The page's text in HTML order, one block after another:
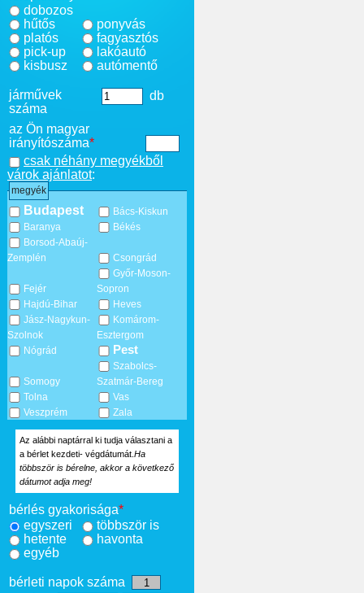
dobozos
hűtős
platós
pick-up
kisbusz
ponyvás
fagyasztós
lakóautó
autómentő
járművek
száma
db
az Ön magyar
irányítószáma*
csak néhány megyékből
várok ajánlatot:
megyék
Budapest
Bács-Kiskun
Baranya
Békés
Borsod-Abaúj-
Zemplén
Csongrád
Fejér
Győr-Moson-
Sopron
Hajdú-Bihar
Heves
Jász-Nagykun-
Szolnok
Komárom-
Esztergom
Nógrád
Pest
Somogy
Szabolcs-
Szatmár-Bereg
Tolna
Vas
Veszprém
Zala
Az alábbi naptárral ki tudja választani a
a bérlet kezdeti- végdátumát. Ha
többször is bérelne, akkor a következő
dátumot adja meg!
bérlés gyakorisága*
egyszeri
többször is
hetente
havonta
egyéb
bérleti napok száma